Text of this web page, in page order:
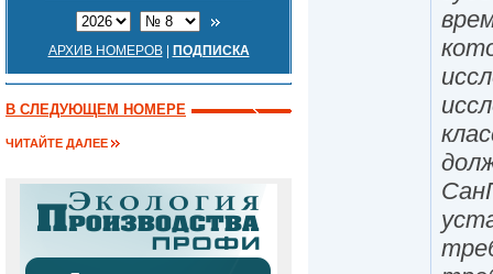
АРХИВ НОМЕРОВ| ПОДПИСКА
В СЛЕДУЮЩЕМ НОМЕРЕ
ЧИТАЙТЕ ДАЛЕЕ